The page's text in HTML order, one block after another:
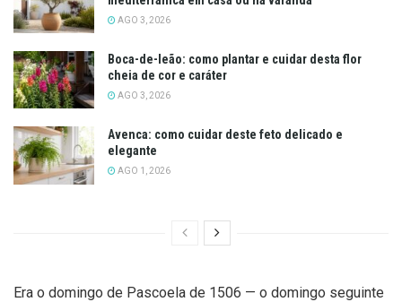
AGO 3, 2026
Boca-de-leão: como plantar e cuidar desta flor
cheia de cor e caráter
AGO 3, 2026
Avenca: como cuidar deste feto delicado e
elegante
AGO 1, 2026
Era o domingo de Pascoela de 1506 — o domingo seguinte